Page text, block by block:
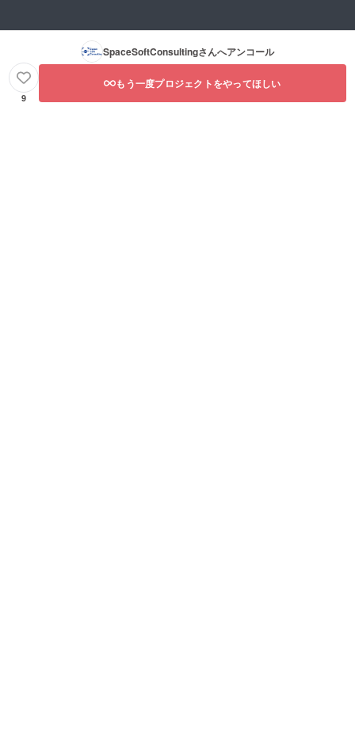
SpaceSoftConsultingさんへアンコール
9
もう一度プロジェクトをやってほしい